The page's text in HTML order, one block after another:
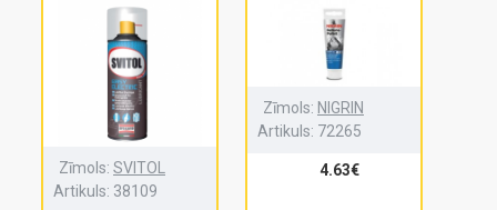
Zīmols: SVITOL
Artikuls: 38109
Zīmols: NIGRIN
Artikuls: 72265
4.63€